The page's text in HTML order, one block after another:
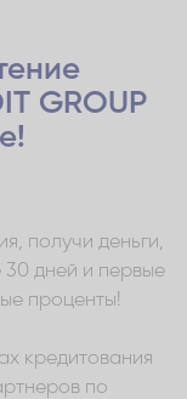
GROUP
получи деньги,
30 дней и первые
проценты!
кредитования
по